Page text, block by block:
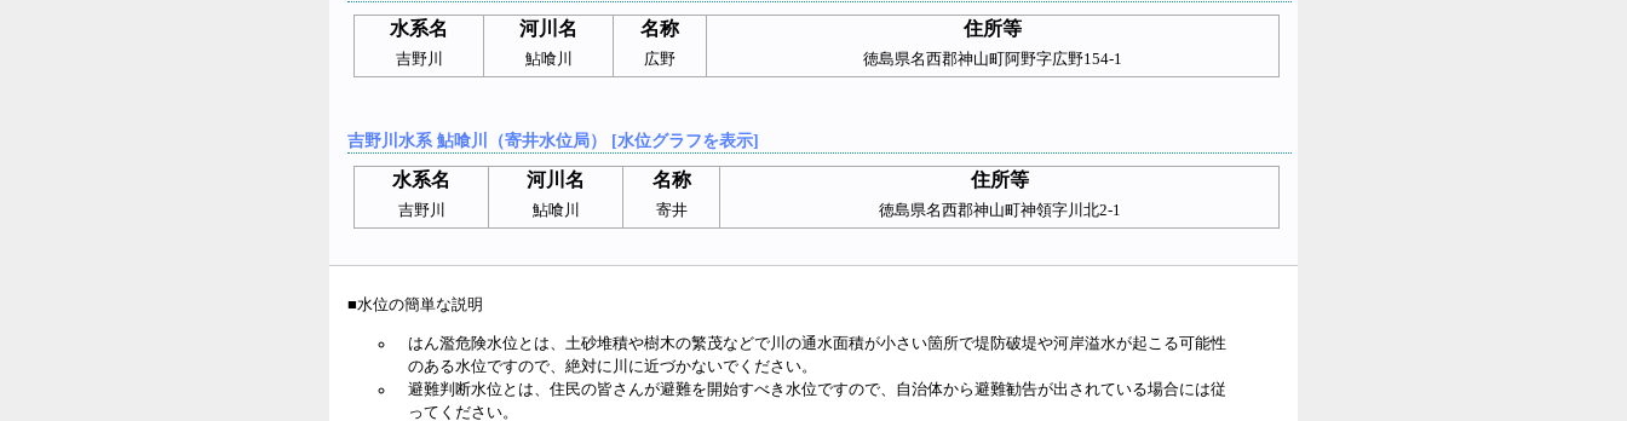
水系名 河川名 名称 住所等
吉野川 鮎喰川 広野 徳島県名西郡神山町阿野字広野154-1
吉野川水系 鮎喰川（寄井水位局） [水位グラフを表示]
水系名 河川名 名称 住所等
吉野川 鮎喰川 寄井 徳島県名西郡神山町神領字川北2-1
■水位の簡単な説明
はん濫危険水位とは、土砂堆積や樹木の繁茂などで川の通水面積が小さい箇所で堤防破堤や河岸溢水が起こる可能性
のある水位ですので、絶対に川に近づかないでください。
避難判断水位とは、住民の皆さんが避難を開始すべき水位ですので、自治体から避難勧告が出されている場合には従
ってください。